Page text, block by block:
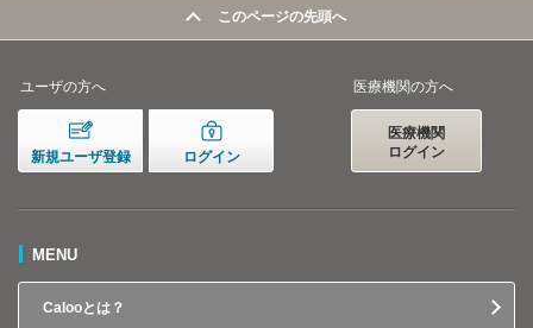
このページの先頭へ
ユーザの方へ
新規ユーザ登録 ログイン
医療機関の方へ
医療機関
ログイン
MENU
Calooとは？